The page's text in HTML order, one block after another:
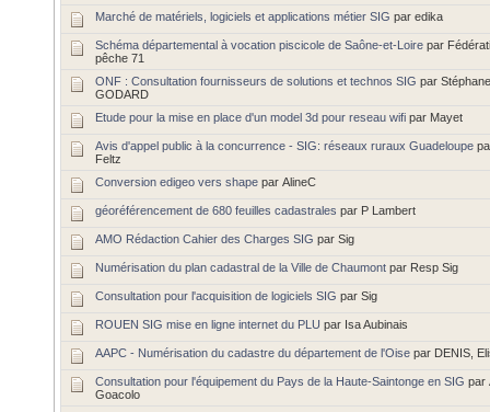
Marché de matériels, logiciels et applications métier SIG par edika
Schéma départemental à vocation piscicole de Saône-et-Loire par
pêche 71
ONF : Consultation fournisseurs de solutions et technos SIG par
GODARD
Etude pour la mise en place d'un model 3d pour reseau wifi par Mayet
Avis d'appel public à la concurrence - SIG: réseaux ruraux Guadeloupe
Feltz
Conversion edigeo vers shape par AlineC
géoréférencement de 680 feuilles cadastrales par P Lambert
AMO Rédaction Cahier des Charges SIG par Sig
Numérisation du plan cadastral de la Ville de Chaumont par Resp Sig
Consultation pour l'acquisition de logiciels SIG par Sig
ROUEN SIG mise en ligne internet du PLU par Isa Aubinais
AAPC - Numérisation du cadastre du département de l'Oise par DENIS,
Consultation pour l'équipement du Pays de la Haute-Saintonge en SIG par
Goacolo